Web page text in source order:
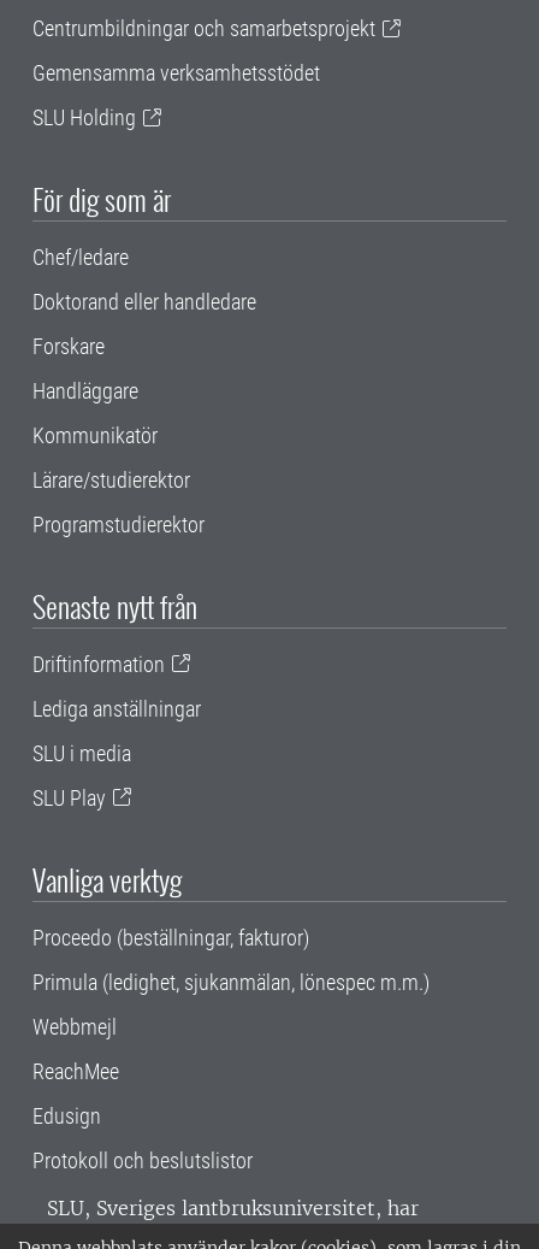
Centrumbildningar och samarbetsprojekt
Gemensamma verksamhetsstödet
SLU Holding
För dig som är
Chef/ledare
Doktorand eller handledare
Forskare
Handläggare
Kommunikatör
Lärare/studierektor
Programstudierektor
Senaste nytt från
Driftinformation
Lediga anställningar
SLU i media
SLU Play
Vanliga verktyg
Proceedo (beställningar, fakturor)
Primula (ledighet, sjukanmälan, lönespec m.m.)
Webbmejl
ReachMee
Edusign
Protokoll och beslutslistor
SLU, Sveriges lantbruksuniversitet, har
verksamhet över hela Sverige. Huvudorter är